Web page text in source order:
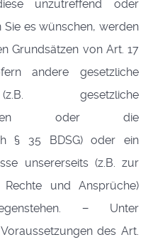
unzutreffend oder
Sie es wünschen, werden
Grundsätzen von Art. 17
andere gesetzliche
gesetzliche
oder die
§ 35 BDSG) oder ein
unsererseits (z.B. zur
und Ansprüche)
− Unter
des Art.